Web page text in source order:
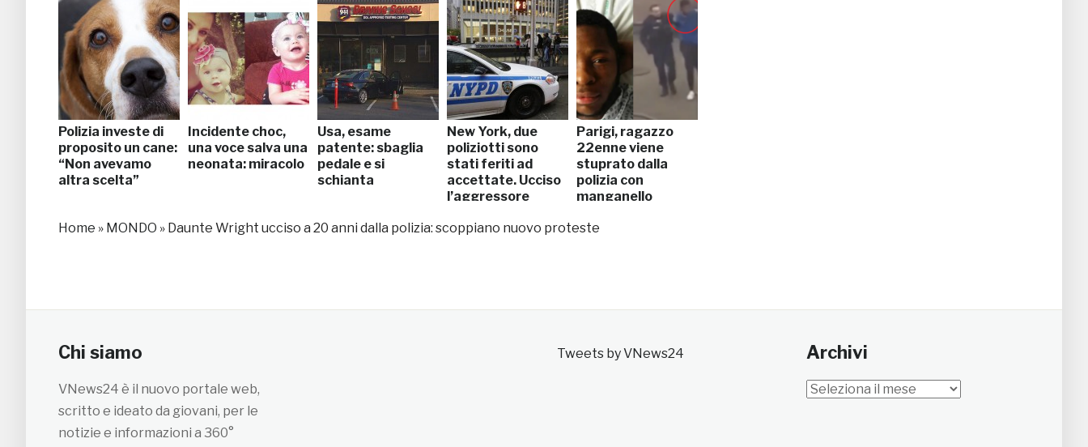
Polizia investe di
proposito un cane:
“Non avevamo
altra scelta”
Incidente choc,
una voce salva una
neonata: miracolo
Usa, esame
patente: sbaglia
pedale e si
schianta
New York, due
poliziotti sono
stati feriti ad
accettate. Ucciso
l’aggressore
Parigi, ragazzo
22enne viene
stuprato dalla
polizia con
manganello
Home » MONDO » Daunte Wright ucciso a 20 anni dalla polizia: scoppiano nuovo proteste
Chi siamo
VNews24 è il nuovo portale web,
scritto e ideato da giovani, per le
notizie e informazioni a 360°
Tweets by VNews24 Archivi
Archivi